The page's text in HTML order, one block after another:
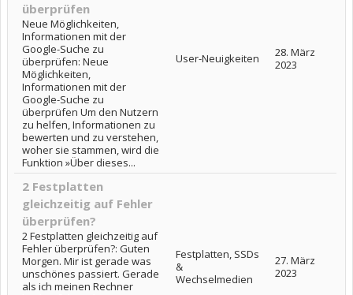
überprüfen
Neue Möglichkeiten,
Informationen mit der
Google-Suche zu
überprüfen: Neue
Möglichkeiten,
Informationen mit der
Google-Suche zu
überprüfen Um den Nutzern
zu helfen, Informationen zu
bewerten und zu verstehen,
woher sie stammen, wird die
Funktion »Über dieses...
User-Neuigkeiten
28. März
2023
2 Festplatten
gleichzeitig auf Fehler
überprüfen?
2 Festplatten gleichzeitig auf
Fehler überprüfen?: Guten
Morgen. Mir ist gerade was
unschönes passiert. Gerade
als ich meinen Rechner
Festplatten, SSDs
&
Wechselmedien
27. März
2023